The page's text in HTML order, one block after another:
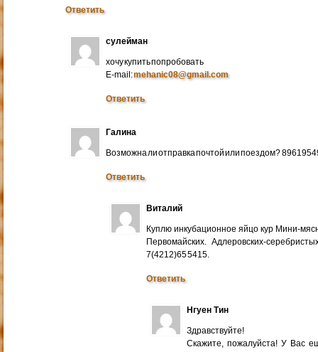
Ответить
сулейман
хочу купить попробовать
E-mail:mehanic08@gmail.com
Ответить
Галина
Возможна ли отправка почтой или поездом?
Ответить
Виталий
Куплю инкубационное яйцо кур Мини-
Первомайских. Адлеровских-
7(4212)65 5415.
Ответить
Нгуен Тин
Здравствуйте!
Скажите, пожалуйста! У Вас